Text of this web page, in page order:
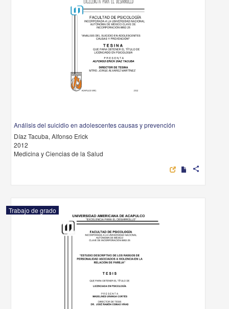
Análisis del suicidio en adolescentes causas y prevención
Díaz Tacuba, Alfonso Erick
2012
Medicina y Ciencias de la Salud
share
Trabajo de grado